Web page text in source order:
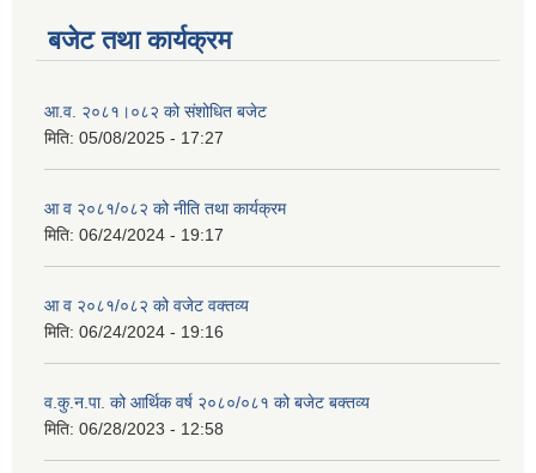
बजेट तथा कार्यक्रम
आ.व. २०८१।०८२ को संशोधित बजेट
मिति: 05/08/2025 - 17:27
आ व २०८१/०८२ को नीति तथा कार्यक्रम
मिति: 06/24/2024 - 19:17
आ व २०८१/०८२ को वजेट वक्तव्य
मिति: 06/24/2024 - 19:16
व.कु.न.पा. को आर्थिक वर्ष २०८०/०८१ को बजेट बक्तव्य
मिति: 06/28/2023 - 12:58